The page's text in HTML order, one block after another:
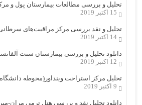
تحلیل و بررسی مطالعات بیمارستان پول و
15 اکتبر 2019
تحلیل و نقد بررسی مرکز مراقبت‌های
14 اکتبر 2019
دانلود تحلیل و بررسی بیمارستان سنت
12 اکتبر 2019
تحلیل مرکز استراحت وینداور(محوطه
9 اکتبر 2019
دانلود تحلیل نقد و بررسی هتل ترمی مران-